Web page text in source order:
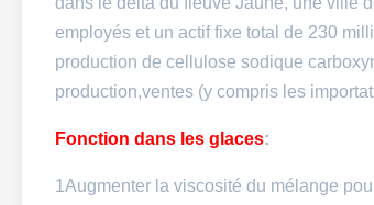
employés et un actif fixe total de 230
production de cellulose sodique
production,ventes (y compris les
Fonction dans les glaces:
1Augmenter la viscosité du mélange